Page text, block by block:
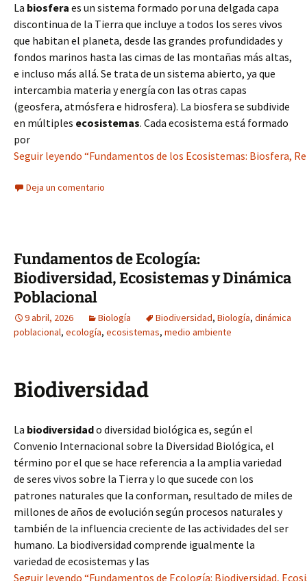
La biosfera es un sistema formado por una delgada capa
discontinua de la Tierra que incluye a todos los seres vivos
que habitan el planeta, desde las grandes profundidades y
fondos marinos hasta las cimas de las montañas más altas,
e incluso más allá. Se trata de un sistema abierto, ya que
intercambia materia y energía con las otras capas
(geosfera, atmósfera e hidrosfera). La biosfera se subdivide
en múltiples ecosistemas. Cada ecosistema está formado
por
Seguir leyendo “Fundamentos de los Ecosistemas: Biosfera,
Deja un comentario
Fundamentos de Ecología:
Biodiversidad, Ecosistemas y Dinámica
Poblacional
9 abril, 2026 Biología Biodiversidad, Biología, dinámica
poblacional, ecología, ecosistemas, medio ambiente
Biodiversidad
La biodiversidado diversidad biológica es, según el
Convenio Internacional sobre la Diversidad Biológica, el
término por el que se hace referencia a la amplia variedad
de seres vivos sobre la Tierra y lo que sucede con los
patrones naturales que la conforman, resultado de miles de
millones de años de evolución según procesos naturales y
también de la influencia creciente de las actividades del ser
humano. La biodiversidad comprende igualmente la
variedad de ecosistemas y las
Seguir leyendo “Fundamentos de Ecología: Biodiversidad,